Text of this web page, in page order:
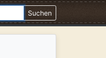
Suchen